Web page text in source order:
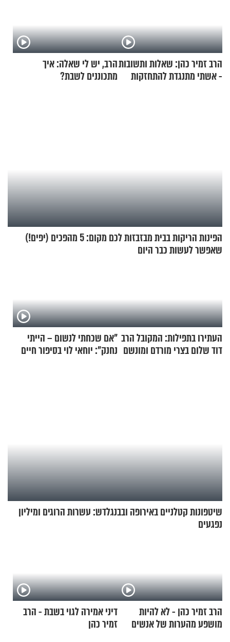
הרב זמיר כהן: שאלות ותשובות
- אשתי מתנגדת להתחזקות
הרב, יש לי שאלה: איך
מתכוננים לשבת?
הפינות הריקות בבית מבזבזות לכם מקום: 5 מהפכים (יפים!)
שאפשר לעשות כבר היום
העתירו בתפילות: המקובל הרב
דוד שלום בצרי מורדם ומונשם
"אם שכחתי לנשום – הייתי
נחנק": יוחאי לוי בסיפור חיים
שיטפונות קטלניים באירופה ובבנגלדש: עשרות הרוגים ומיליון
נפגעים
הרב זמיר כהן - לא להיות
מושפע מהערות של אנשים
דיני אמירה לגוי בשבת - הרב
זמיר כהן